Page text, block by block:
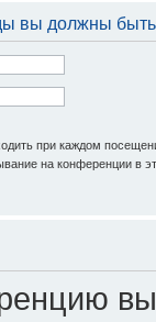
вы должны
при каждом
на конференции в